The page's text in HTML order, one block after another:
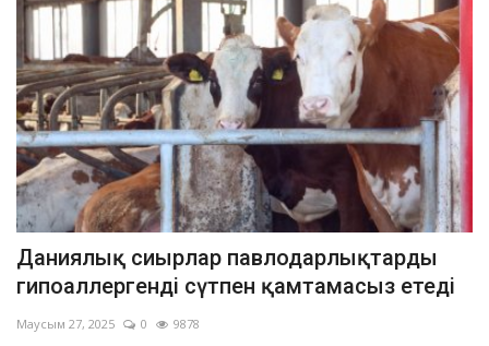
Даниялық сиырлар павлодарлықтарды
гипоаллергенді сүтпен қамтамасыз етеді
Маусым 27, 2025 0 9878